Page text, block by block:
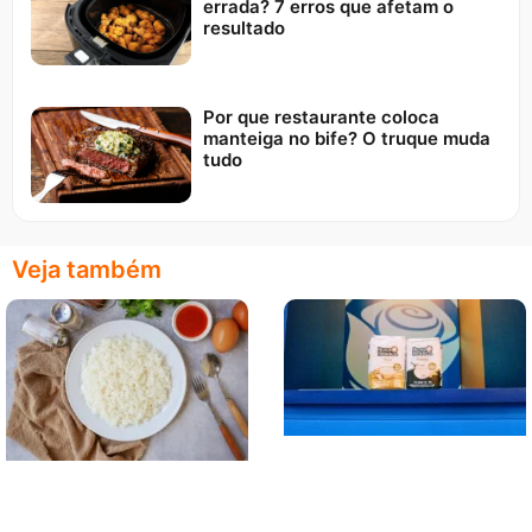
errada? 7 erros que afetam o
resultado
Por que restaurante coloca
manteiga no bife? O truque muda
tudo
Veja também